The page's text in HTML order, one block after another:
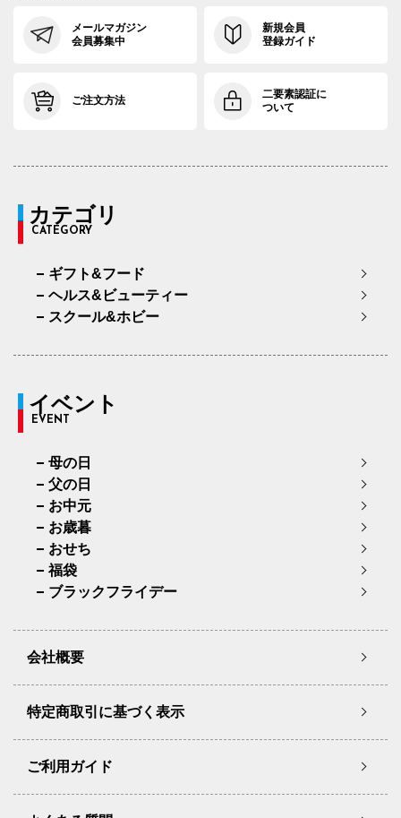
メールマガジン
会員募集中
新規会員
登録ガイド
ご注文方法
二要素認証に
ついて
カテゴリ
CATEGORY
ギフト&フード
ヘルス&ビューティー
スクール&ホビー
イベント
EVENT
母の日
父の日
お中元
お歳暮
おせち
福袋
ブラックフライデー
会社概要
特定商取引に基づく表示
ご利用ガイド